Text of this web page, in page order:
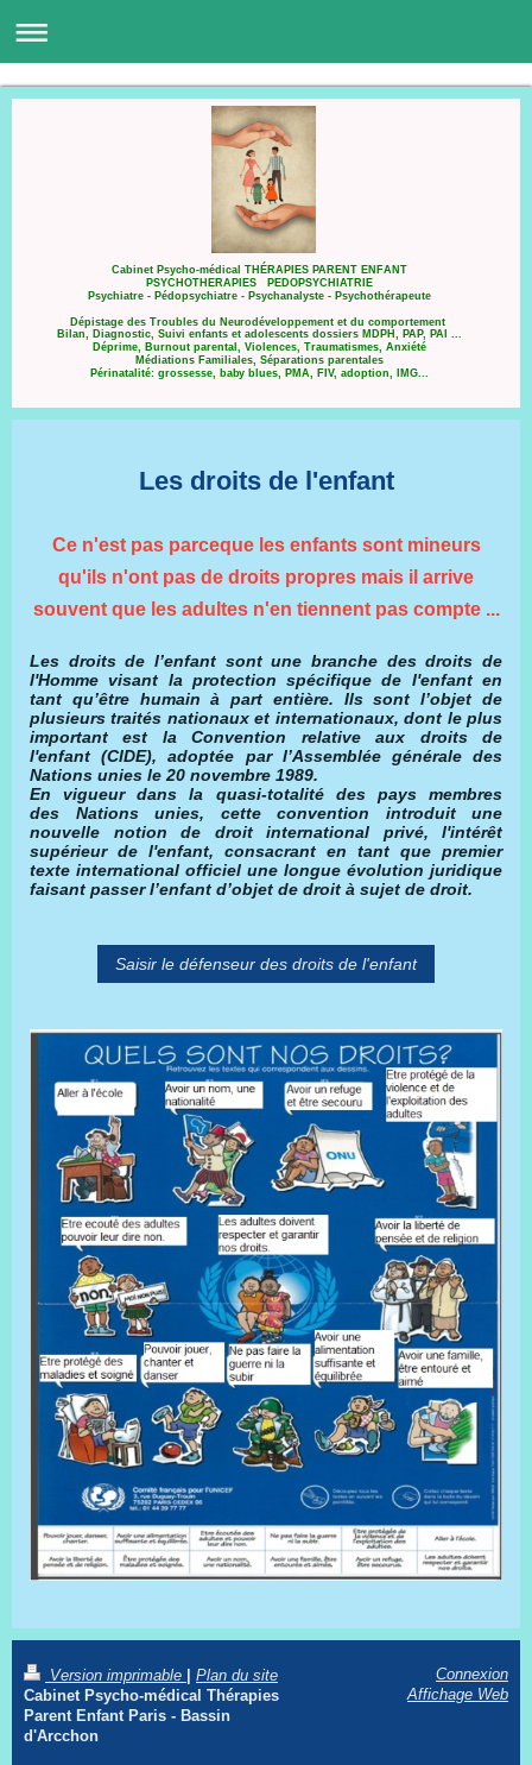
Cabinet Psycho-médical THÉRAPIES PARENT ENFANT
PSYCHOTHERAPIES PEDOPSYCHIATRIE
Psychiatre - Pédopsychiatre - Psychanalyste - Psychothérapeute
Dépistage des Troubles du Neurodéveloppement et du comportement
Bilan, Diagnostic, Suivi enfants et adolescents dossiers MDPH, PAP, PAI ...
Déprime, Burnout parental, Violences, Traumatismes, Anxiété
Médiations Familiales, Séparations parentales
Périnatalité: grossesse, baby blues, PMA, FIV, adoption, IMG...
Les droits de l'enfant
Ce n'est pas parceque les enfants sont mineurs
qu'ils n'ont pas de droits propres mais il arrive
souvent que les adultes n'en tiennent pas compte ...
Les droits de l’enfant sont une branche des droits de
l'Homme visant la protection spécifique de l'enfant en
tant qu’être humain à part entière. Ils sont l’objet de
plusieurs traités nationaux et internationaux, dont le plus
important est la Convention relative aux droits de
l'enfant (CIDE), adoptée par l’Assemblée générale des
Nations unies le 20 novembre 1989.
En vigueur dans la quasi-totalité des pays membres
des Nations unies, cette convention introduit une
nouvelle notion de droit international privé, l'intérêt
supérieur de l'enfant, consacrant en tant que premier
texte international officiel une longue évolution juridique
faisant passer l’enfant d’objet de droit à sujet de droit.
Saisir le défenseur des droits de l'enfant
Version imprimable | Plan du site
Cabinet Psycho-médical Thérapies
Parent Enfant Paris - Bassin
d'Arcchon
Connexion
Affichage Web